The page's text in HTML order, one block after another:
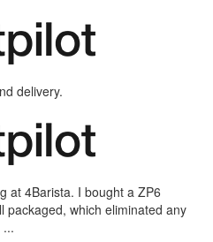
delivery.
at 4Barista. I bought a ZP6
packaged, which eliminated any